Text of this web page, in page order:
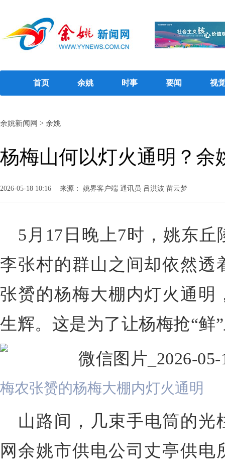
首页 余姚 时事 要闻 视
余姚新闻网 > 余姚
杨梅山何以灯火通明？余
2026-05-18 10:16 来源： 姚界客户端 通讯员 吕洪波 苗云梦
5月17日晚上7时， 姚东丘
李张村的群山之间却依然透
张赟的杨梅大棚内灯火通明
生辉。这是为了让杨梅抢“鲜
梅农张赟的杨梅大棚内灯火通明
山路间，几束手电筒的光
网余姚市供电公司丈亭供